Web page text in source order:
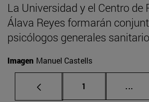
La Universidad y el Centro de
Álava Reyes formarán
psicólogos generales
Imagen Manuel Castells
Página
1 ...